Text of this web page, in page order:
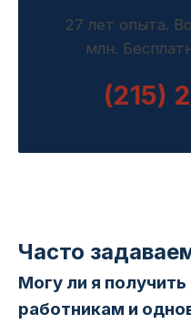
27 лет опыта.
млн.
(215)
Часто
Могу ли я
работникам и